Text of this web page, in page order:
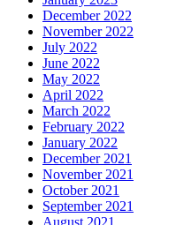
December 2022
November 2022
July 2022
June 2022
May 2022
April 2022
March 2022
February 2022
January 2022
December 2021
November 2021
October 2021
September 2021
August 2021